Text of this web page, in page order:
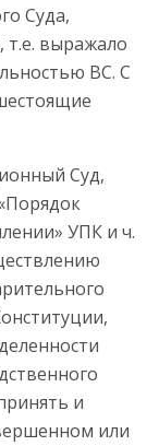
Суда,
т.е. выражало
ВС. С
Суд,
УПК и ч.
и
или